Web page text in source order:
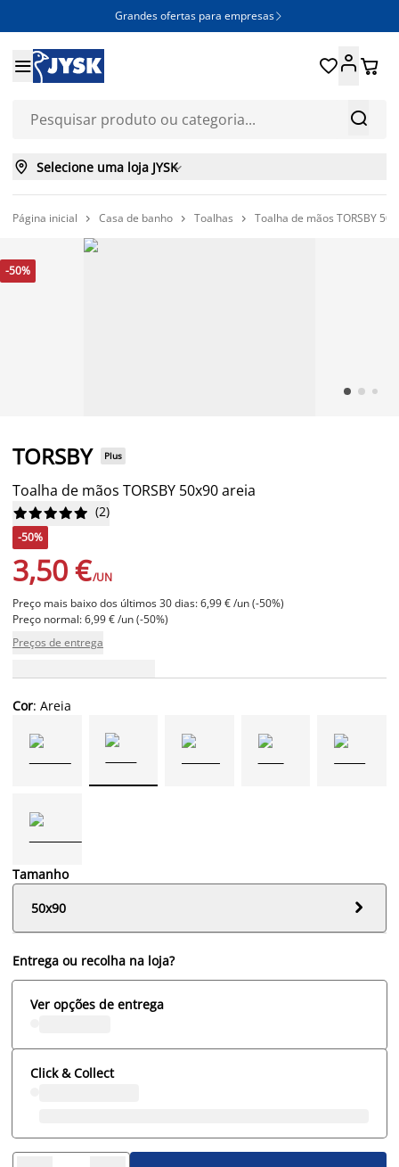
Grandes ofertas para empresas 


 
 Selecione uma loja JYSK
Página inicial  Casa de banho  Toalhas  Toalha de mãos TORSBY
-50%
TORSBY Plus
Toalha de mãos TORSBY 50x90 areia





 (2)
-50%
3,50 €/UN
Preço mais baixo dos últimos 30 dias: 6,99 € /un (-50%)
Preço normal: 6,99 € /un (-50%)
Preços de entrega
Cor: Areia
Tamanho
50x90

Entrega ou recolha na loja?
Ver opções de entrega
Click & Collect